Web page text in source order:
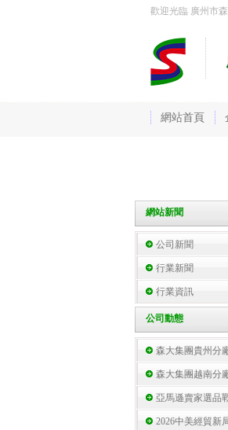
歡迎光臨 廣州市
網站首頁
網站新聞
公司新聞
行業新聞
行業資訊
公司動態
森大集團貴州分
森大集團越南分
亞馬遜賣家選品
2026中美經貿新